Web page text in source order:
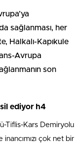
sağlanması, her
Halkalı-Kapıkule
Avrupa
son
ediyor h4
Tiflis-Kars Demiryolu
çok net bir